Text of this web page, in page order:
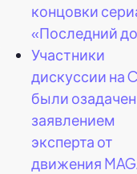
концовки
«Последний
Участники
дискуссии на
были
заявлением
эксперта от
движения